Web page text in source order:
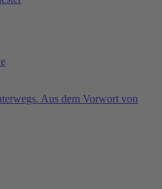
Aus dem Vorwort von